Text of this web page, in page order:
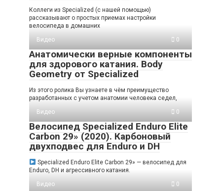
Коллеги из Specialized (с нашей помощью)
рассказывают о простых приемах настройки
велосипеда в домашних
Видео
0
Анатомически верные компоненты
для здорового катания. Body
Geometry от Specialized
Из этого ролика Вы узнаете в чём преимущество
разработанных с учетом анатомии человека седел,
Видео
0
Велосипед Specialized Enduro Elite
Carbon 29» (2020). Карбоновый
двухподвес для Enduro и DH
Specialized Enduro Elite Carbon 29» — велосипед для
Enduro, DH и агрессивного катания.
Видео
0